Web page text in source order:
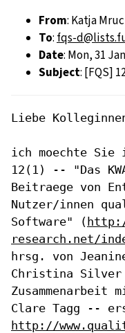
From: Katja
To: fqs-
Date: Mon, 31
Subject: [FQS]
Liebe
ich moechte Sie
12(1) -- "Das
Beitraege von
Nutzer/innen
Software"
(
research.net/
hrsg. von
Christina Silver
Clare Tagg --
http://